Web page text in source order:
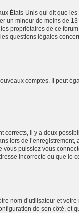
États-Unis qui dit que
un mineur de moins de
propriétaires de ce
questions légales
comptes. Il peut
corrects, il y a deux
lors de
puissiez vous
incorrecte ou que
nom d’utilisateur et
de son côté, et